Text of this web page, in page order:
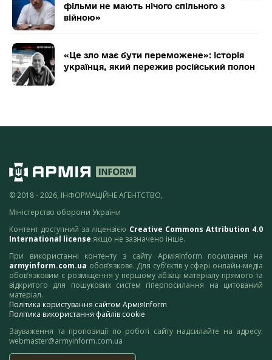
фільми не мають нічого спільного з
війною»
«Це зло має бути переможене»: історія
українця, який пережив російський полон
© 2018 - 2026, ІНФОРМАЦІЙНЕ АГЕНТСТВО,
Міністерство оборони України
Контент доступний за ліцензією Creative Commons Attribution 4.0
International license якщо не зазначено інше.
При використанні контенту з сайту АрміяInform посилання на
armyinform.com.ua обов’язкове. Для суб’єктів у сфері онлайн-медіа
обов’язковим є розміщення у першому абзаці матеріалу прямого та
відкритого для пошукових систем гіперпосилання на цитований
матеріал.
Політика користування сайтом АрміяInform
Політика використання файлів cookie
Зауваження та пропозиції по роботі сайту надсилайте на адресу:
webmaster@armyinform.com.ua